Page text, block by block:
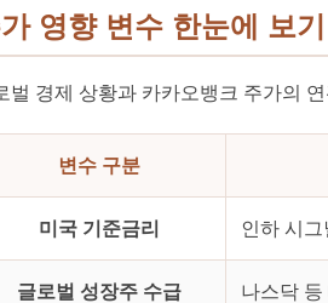
영향 변수 한눈에 보기
벌 경제 상황과 카카오뱅크 주가의
변수 구분
미국 기준금리 인하 시그
글로벌 성장주 수급 나스닥 등